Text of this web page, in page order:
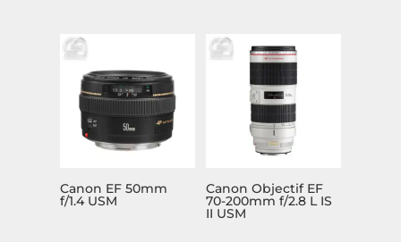
Canon EF 50mm
f/1.4 USM
Canon Objectif EF
70-200mm f/2.8 L IS
II USM